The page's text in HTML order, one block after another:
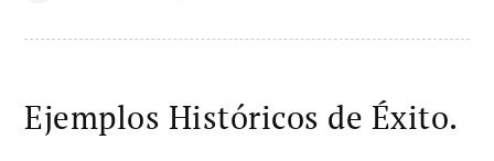
Ejemplos Históricos de Éxito.